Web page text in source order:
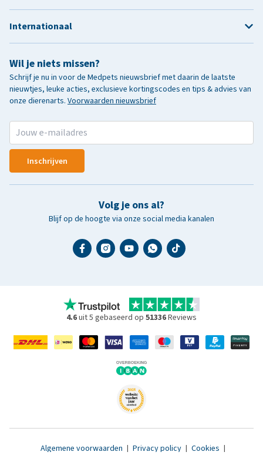
Wil je niets missen?
Schrijf je nu in voor de Medpets nieuwsbrief met daarin de laatste
nieuwtjes, leuke acties, exclusieve kortingscodes en tips & advies van
onze dierenarts. Voorwaarden nieuwsbrief
Inschrijven
Volg je ons al?
Blijf op de hoogte via onze social media kanalen
Internationaal
4.6uit 5 gebaseerd op 51336Reviews
Algemene voorwaarden | Privacy policy | Cookies |